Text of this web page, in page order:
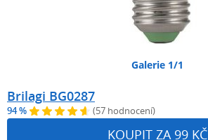
Galerie 1/1
Brilagi BG0287
94 % (57 hodnocení)
KOUPIT ZA 99 KČ